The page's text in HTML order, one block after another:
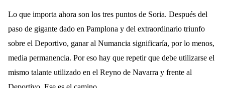
Lo que importa ahora son los tres puntos de Soria. Después del
paso de gigante dado en Pamplona y del extraordinario triunfo
sobre el Deportivo, ganar al Numancia significaría, por lo menos,
media permanencia. Por eso hay que repetir que debe utilizarse el
mismo talante utilizado en el Reyno de Navarra y frente al